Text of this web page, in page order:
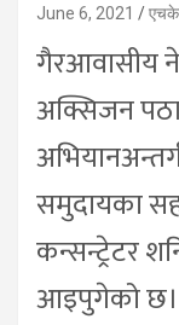
June 6, 2021
गैरआवासीय
अक्सिजन
समुदायका
कन्सन्ट्रेटर
आइपुगेको छ।